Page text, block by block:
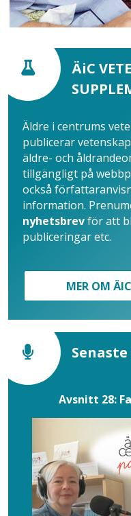
ÄiC
Äldre i centrums
publicerar
äldre- och
tillgängligt på
också
information.
nyhetsbrevför att
publiceringar etc.
MER OM
Avsnitt 28: